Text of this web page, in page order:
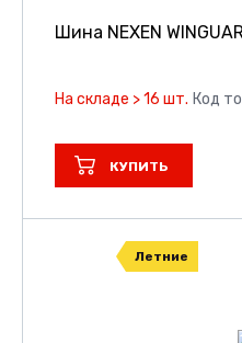
Шина NEXEN
На складе > 16 шт. Код
КУПИТЬ
Летние